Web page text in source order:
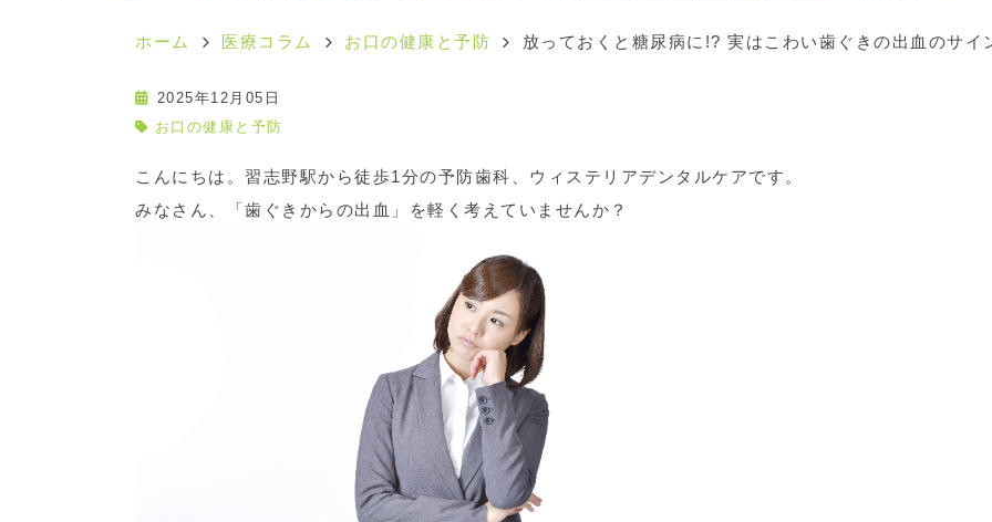
ホーム 医療コラム お口の健康と予防 放っておくと糖尿病に!? 実はこわい歯ぐきの出血のサイ
2025年12月05日
お口の健康と予防
こんにちは。習志野駅から徒歩1分の予防歯科、ウィステリアデンタルケアです。
みなさん、「歯ぐきからの出血」を軽く考えていませんか？